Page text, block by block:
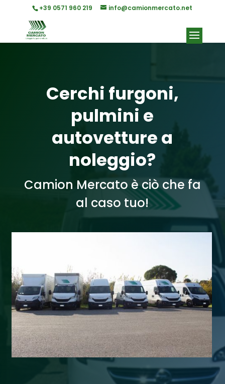
+39 0571 960 219 info@camionmercato.net
Cerchi furgoni,
pulmini e
autovetture a
noleggio?
Camion Mercato è ciò che fa
al caso tuo!